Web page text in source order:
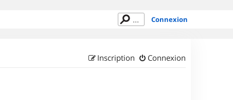
Connexion
Connexion
Inscription